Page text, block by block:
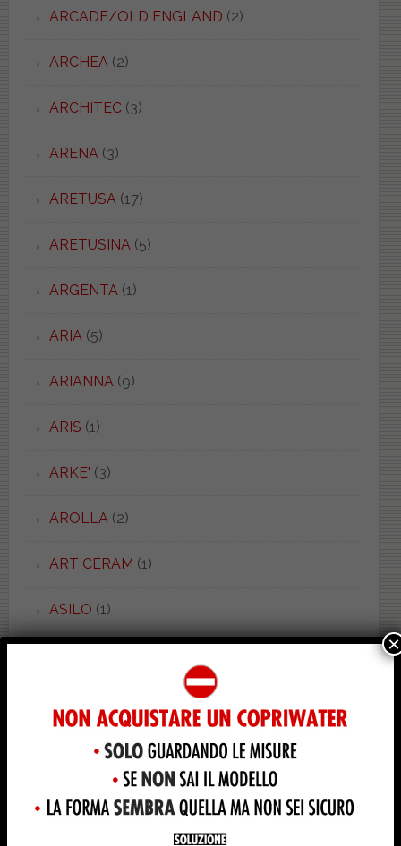
ARCADE/OLD ENGLAND (2)
ARCHEA(2)
ARCHITEC(3)
ARENA(3)
ARETUSA(17)
ARETUSINA(5)
ARGENTA(1)
ARIA(5)
ARIANNA(9)
ARIS (1)
ARKE' (3)
AROLLA(2)
ART CERAM (1)
ASILO (1)
ASTER(3)
(28)
×